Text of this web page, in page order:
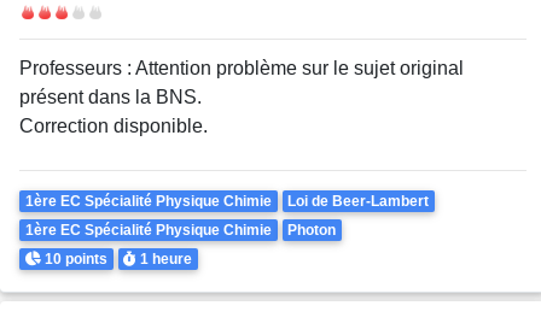
Difficulté
Professeurs : Attention problème sur le sujet original
présent dans la BNS.
Correction disponible.
Theme
1ère EC Spécialité Physique Chimie
Loi de Beer-Lambert
1ère EC Spécialité Physique Chimie
Photon
Points
10 points Durée
1 heure